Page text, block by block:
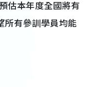
估本年度全國將有
所有參訓學員均能